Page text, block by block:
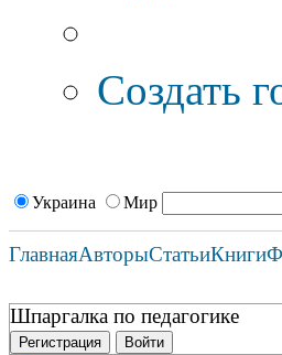
Создать
Украина Мир
ГлавнаяАвторыСтатьиКниги
Шпаргалка по педагогике
Регистрация Войти